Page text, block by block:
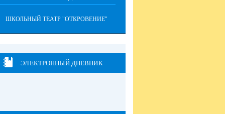
ШКОЛЬНЫЙ ТЕАТР "ОТКРОВЕНИЕ"
ЭЛЕКТРОННЫЙ ДНЕВНИК